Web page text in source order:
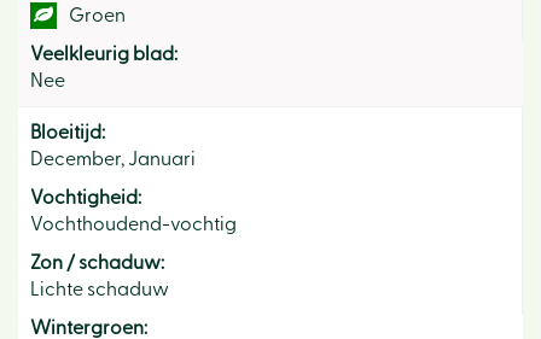
Groen
Veelkleurig blad:
Nee
Bloeitijd:
December, Januari
Vochtigheid:
Vochthoudend-vochtig
Zon / schaduw:
Lichte schaduw
Wintergroen: